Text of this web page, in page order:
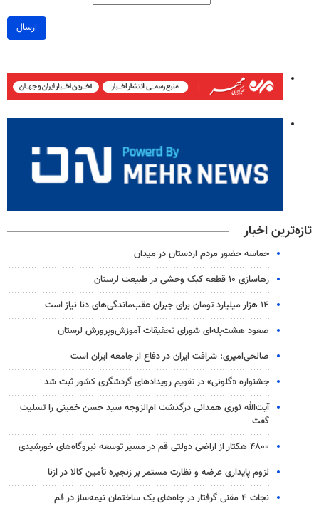
ارسال
تازه‌ترین اخبار
حماسه حضور مردم اردستان در میدان
رهاسازی ۱۰ قطعه کبک وحشی در طبیعت لرستان
۱۴ هزار میلیارد تومان برای جبران عقب‌ماندگی‌های دنا نیاز است
صعود هشت‌پله‌ای شورای تحقیقات آموزش‌وپرورش لرستان
صالحی‌امیری: شرافت ایران در دفاع از جامعه ایران است
جشنواره «گلونی» در تقویم رویدادهای گردشگری کشور ثبت شد
آیت‌الله نوری همدانی درگذشت ام‌الزوجه سید حسن خمینی را تسلیت
گفت
۴۸۰۰ هکتار از اراضی دولتی قم در مسیر توسعه نیروگاه‌های خورشیدی
لزوم پایداری عرضه و نظارت مستمر بر زنجیره تأمین کالا در ازنا
نجات ۴ مقنی گرفتار در چاه‌های یک ساختمان نیمه‌ساز در قم